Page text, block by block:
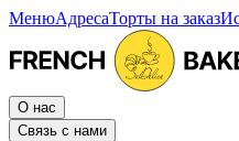
МенюАдресаТорты на заказ
О нас
Связь с нами